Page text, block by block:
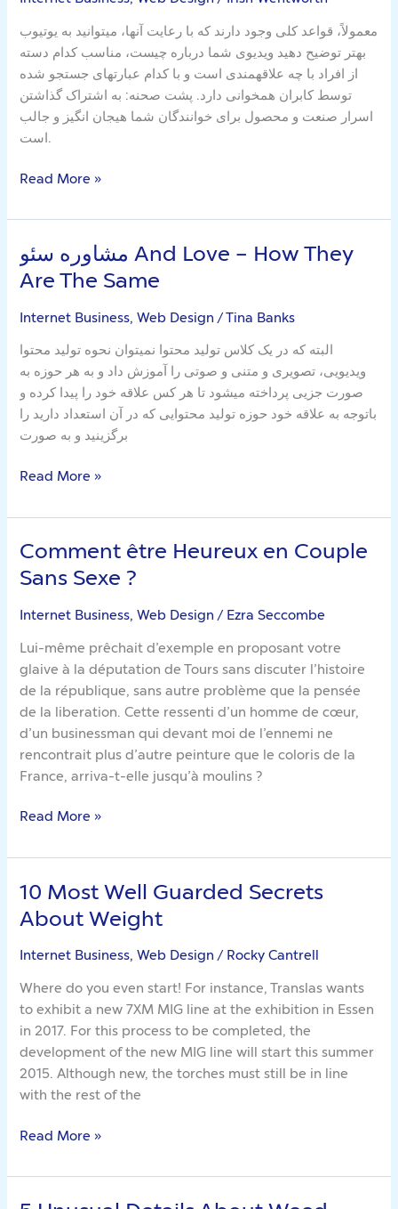
معمولاً، قواعد کلی وجود دارند که با رعایت آنها، میتوانید به یوتیوب
بهتر توضیح دهید ویدیوی شما درباره چیست، مناسب کدام دسته
از افراد با چه علاقهمندی است و با کدام عبارتهای جستجو شده
توسط کابران همخوانی دارد. پشت صحنه: به اشتراک گذاشتن
اسرار صنعت و محصول برای خوانندگان شما هیجان انگیز و جالب
است.
ابزارهایی
نیاز
داریم؟
Read More »
مشاوره سئو And Love – How They
Are The Same
Internet Business, Web Design /Tina Banks
البته که در یک کلاس تولید محتوا نمیتوان نحوه تولید محتوا
ویدیویی، تصویری و متنی و صوتی را آموزش داد و به هر حوزه به
صورت جزیی پرداخته میشود تا هر کس علاقه خود را پیدا کرده و
باتوجه به علاقه خود حوزه تولید محتوایی که در آن استعداد دارید را
برگزینید و به صورت
مشاوره
سئو
And
Love
How
They
Are
The
Same
Read More »
Comment être Heureux en Couple
Sans Sexe ?
Internet Business, Web Design / Ezra Seccombe
Lui-même prêchait d’exemple en proposant votre
glaive à la députation de Tours sans discuter l’histoire
de la république, sans autre problème que la pensée
de la liberation. Cette ressenti d’un homme de cœur,
d’un businessman qui devant moi de l’ennemi ne
rencontrait plus d’autre peinture que le coloris de la
France, arriva-t-elle jusqu’à moulins ?
Comment
être
Heureux
en
Sans
Sexe
?
Read More »
10 Most Well Guarded Secrets
About Weight
Internet Business, Web Design/ Rocky Cantrell
Where do you even start! For instance, Translas wants
to exhibit a new 7XM MIG line at the exhibition in Essen
in 2017. For this process to be completed, the
development of the new MIG line will start this summer
2015. Although new, the torches must still be in line
with the rest of the
10
Most
Well
Guarded
About
Weight
Read More »